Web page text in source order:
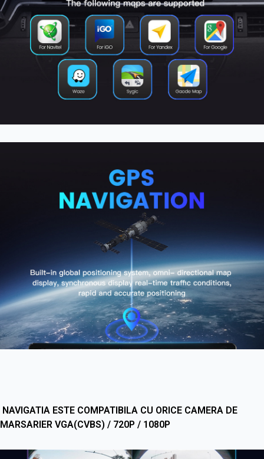
NAVIGATIA ESTE COMPATIBILA CU ORICE CAMERA DE
MARSARIER VGA(CVBS) / 720P / 1080P